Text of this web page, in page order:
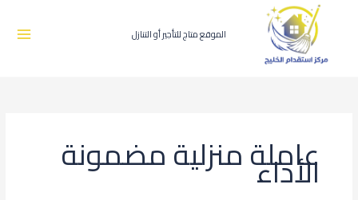
الموقع متاج للتأجير أو التنازل
عاملة منزلية مضمونة
الأداء